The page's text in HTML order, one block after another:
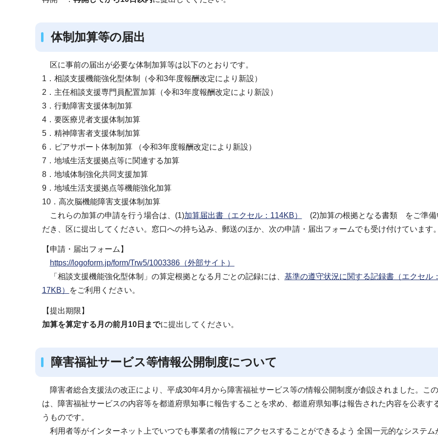
体制加算等の届出
区に事前の届出が必要な体制加算等は以下のとおりです。
1．相談支援機能強化型体制（令和3年度報酬改定により新設）
2．主任相談支援専門員配置加算（令和3年度報酬改定により新設）
3．行動障害支援体制加算
4．要医療児者支援体制加算
5．精神障害者支援体制加算
6．ピアサポート体制加算 （令和3年度報酬改定により新設）
7．地域生活支援拠点等に関連する加算
8．地域体制強化共同支援加算
9．地域生活支援拠点等機能強化加算
10．高次脳機能障害支援体制加算
これらの加算の申請を行う場合は、(1)加算届出書（エクセル：114KB）
(2)加算の根拠となる書類 をご準備
だき、区に提出してください。窓口への持ち込み、郵送のほか、次の申請・届出フォームでも受け付けています
【申請・届出フォーム】
https://logoform.jp/form/Trw5/1003386（外部サイト）
「相談支援機能強化型体制」の算定根拠となる月ごとの記録には、 基準の遵守状況に関する記録書（エクセル
17KB）
をご利用ください。
【提出期限】
加算を算定する月の前月10日までに提出してください。
障害福祉サービス等情報公開制度について
障害者総合支援法の改正により、平成30年4月から障害福祉サービス等の情報公開制度が創設されました。こ
は、障害福祉サービスの内容等を都道府県知事に報告することを求め、都道府県知事は報告された内容を公表す
うものです。
利用者等がインターネット上でいつでも事業者の情報にアクセスすることができるよう 全国一元的なシステム